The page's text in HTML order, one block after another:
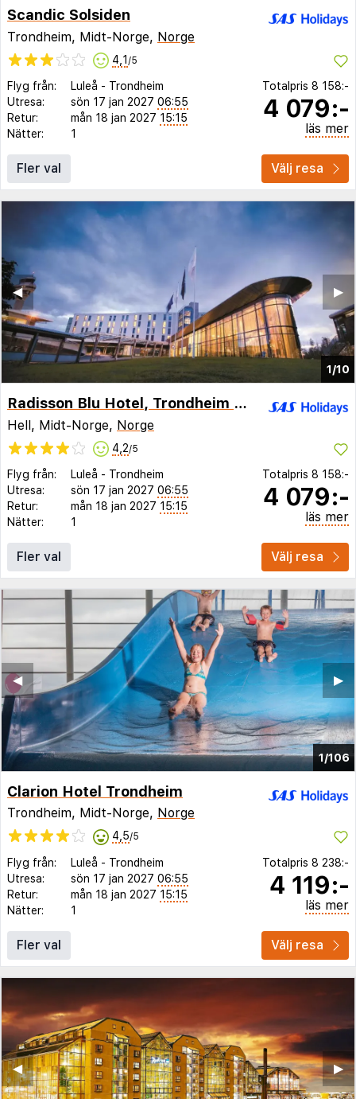
Scandic Solsiden
Trondheim, Midt-Norge, Norge
4,1 /5
Flyg från: Luleå - Trondheim
Utresa:
sön 17 jan 2027 06:55
Retur:
mån 18 jan 2027 15:15
Nätter:
1
Totalpris 8 158:-
4 079:-
läs mer
Fler val Välj resa
1/10
▶︎
◀︎
Radisson Blu Hotel, Trondheim Airport
Hell, Midt-Norge, Norge
4,2/5
Flyg från: Luleå - Trondheim
Utresa:
sön 17 jan 2027 06:55
Retur:
mån 18 jan 2027 15:15
Nätter:
1
Totalpris 8 158:-
4 079:-
läs mer
Fler val Välj resa
1/106
▶︎
◀︎
Clarion Hotel Trondheim
Trondheim, Midt-Norge, Norge
4,5/5
Flyg från: Luleå - Trondheim
Utresa:
sön 17 jan 2027 06:55
Retur:
mån 18 jan 2027 15:15
Nätter:
1
Totalpris 8 238:-
4 119:-
läs mer
Fler val Välj resa
▶︎
◀︎